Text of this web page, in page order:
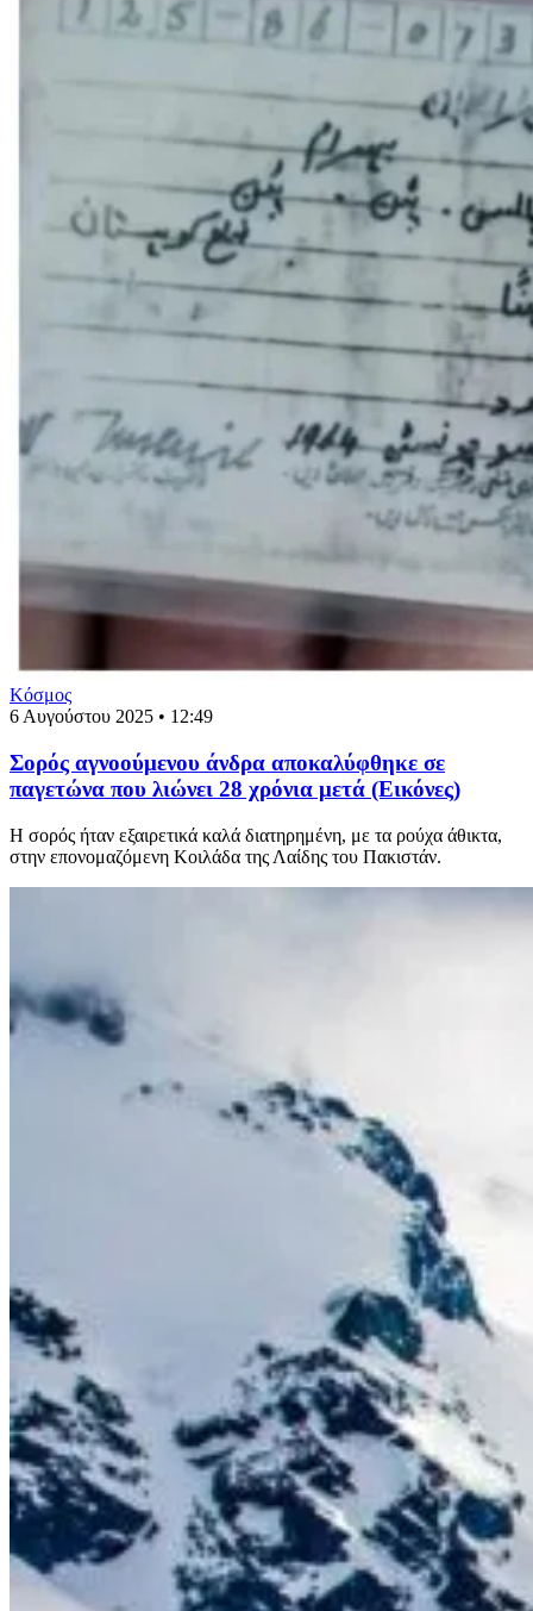
Κόσμος
6 Αυγούστου 2025 • 12:49
Σορός αγνοούμενου άνδρα αποκαλύφθηκε σε
παγετώνα που λιώνει 28 χρόνια μετά (Εικόνες)
Η σορός ήταν εξαιρετικά καλά διατηρημένη, με τα ρούχα άθικτα,
στην επονομαζόμενη Κοιλάδα της Λαίδης του Πακιστάν.